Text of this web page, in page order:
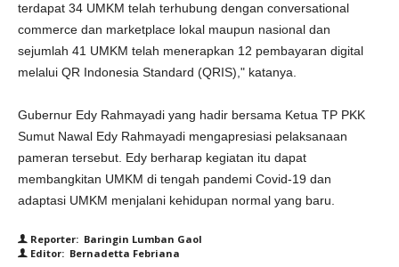
terdapat 34 UMKM telah terhubung dengan conversational
commerce dan marketplace lokal maupun nasional dan
sejumlah 41 UMKM telah menerapkan 12 pembayaran digital
melalui QR Indonesia Standard (QRIS)," katanya.
Gubernur Edy Rahmayadi yang hadir bersama Ketua TP PKK
Sumut Nawal Edy Rahmayadi mengapresiasi pelaksanaan
pameran tersebut. Edy berharap kegiatan itu dapat
membangkitan UMKM di tengah pandemi Covid-19 dan
adaptasi UMKM menjalani kehidupan normal yang baru.
Reporter: Baringin Lumban Gaol
Editor: Bernadetta Febriana